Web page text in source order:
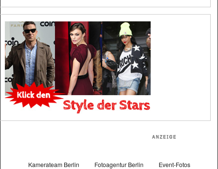
Kamerateam Berlin Fotoagentur Berlin Event-Fotos